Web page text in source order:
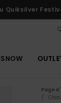
Quiksilver
SNOW
Page